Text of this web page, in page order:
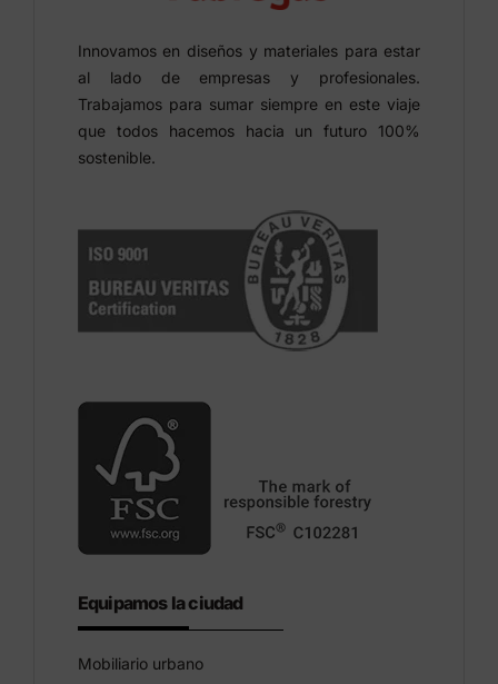
Innovamos en diseños y materiales para estar
al lado de empresas y profesionales.
Trabajamos para sumar siempre en este viaje
que todos hacemos hacia un futuro 100%
sostenible.
Equipamos la ciudad
Mobiliario urbano